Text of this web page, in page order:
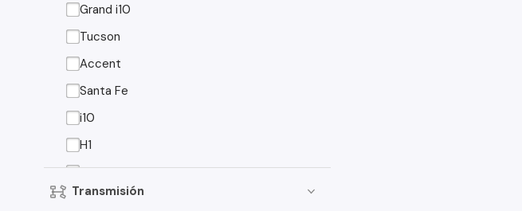
Grand i10
Tucson
Accent
Santa Fe
i10
H1
EON
Elantra
Transmisión